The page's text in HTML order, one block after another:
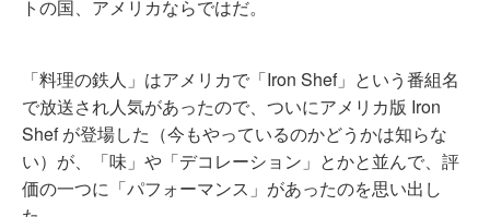
トの国、アメリカならではだ。
「料理の鉄人」はアメリカで「Iron Shef」という番組名
で放送され人気があったので、ついにアメリカ版 Iron
Shef が登場した（今もやっているのかどうかは知らな
い）が、「味」や「デコレーション」とかと並んで、評
価の一つに「パフォーマンス」があったのを思い出し